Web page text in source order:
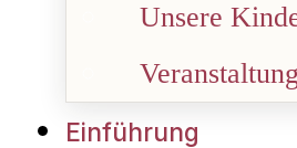
Unsere
Einführung